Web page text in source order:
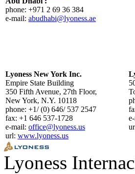
phone: +971 2 69 36 384
e-mail: abudhabi@lyoness.ae
Lyoness New York Inc.
Empire State Building
350 Fifth Avenue, 27th Floor,
New York, N.Y. 10118
phone: +1/ (0) 646/ 537 2547
fax: +1 646 537-1728
e-mail: office@lyoness.us
url: www.lyoness.us
Lyoness